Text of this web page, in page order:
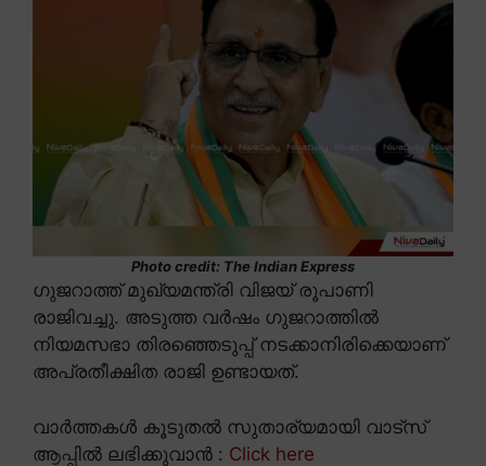
Photo credit: The Indian Express
ഗുജറാത്ത് മുഖ്യമന്ത്രി വിജയ് രൂപാണി
രാജിവച്ചു. അടുത്ത വർഷം ഗുജറാത്തിൽ
നിയമസഭാ തിരഞ്ഞെടുപ്പ് നടക്കാനിരിക്കെയാണ്
അപ്രതീക്ഷിത രാജി ഉണ്ടായത്.
വാർത്തകൾ കൂടുതൽ സുതാര്യമായി വാട്സ്
ആപ്പിൽ ലഭിക്കുവാൻ : Click here